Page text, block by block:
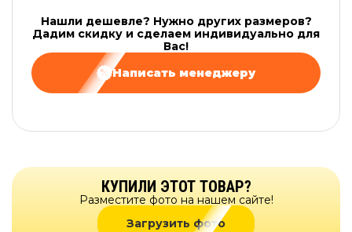
Нашли дешевле? Нужно других размеров?
Дадим скидку и сделаем индивидуально для
Вас!
Написать менеджеру
КУПИЛИ ЭТОТ ТОВАР?
Разместите фото на нашем сайте!
Загрузить фото